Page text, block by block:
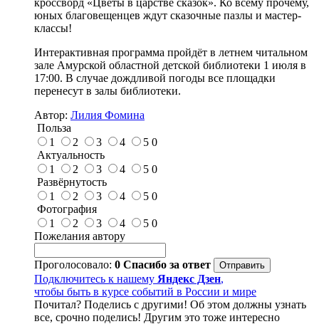
юных благовещенцев ждут сказочные пазлы и мастер-
классы!
Интерактивная программа пройдёт в летнем читальном
зале Амурской областной детской библиотеки 1 июля в
17:00. В случае дождливой погоды все площадки
перенесут в залы библиотеки.
Автор: Лилия Фомина
Польза
1
2 3 4 5 0
Актуальность
1
2 3 4 5 0
Развёрнутость
1
2 3 4 5 0
Фотография
1
2 3 4 5 0
Пожелания автору
Проголосовало: 0 Спасибо за ответ
Подключитесь к нашему Яндекс Дзен,
чтобы быть в курсе событий в России и мире
Почитал? Поделись с другими! Об этом должны узнать
все, срочно поделись! Другим это тоже интересно